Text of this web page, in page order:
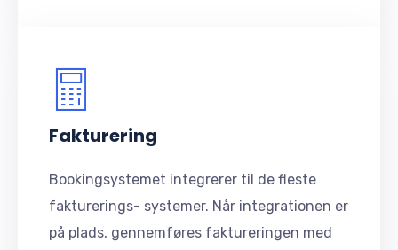
Fakturering
Bookingsystemet integrerer til de fleste
fakturerings- systemer. Når integrationen er
på plads, gennemføres faktureringen med